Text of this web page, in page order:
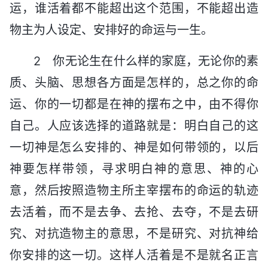
运，谁活着都不能超出这个范围，不能超出造
物主为人设定、安排好的命运与一生。
2 你无论生在什么样的家庭，无论你的素
质、头脑、思想各方面是怎样的，总之你的命
运、你的一切都是在神的摆布之中，由不得你
自己。人应该选择的道路就是：明白自己的这
一切神是怎么安排的、神是如何带领的，以后
神要怎样带领，寻求明白神的意思、神的心
意，然后按照造物主所主宰摆布的命运的轨迹
去活着，而不是去争、去抢、去夺，不是去研
究、对抗造物主的意思，不是研究、对抗神给
你安排的这一切。这样人活着是不是就名正言